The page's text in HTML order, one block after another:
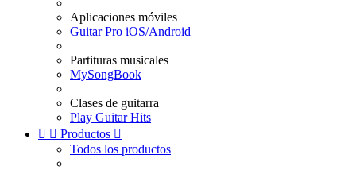
Aplicaciones móviles
Guitar Pro iOS/Android
Partituras musicales
MySongBook
Clases de guitarra
Play Guitar Hits
  Productos 
Todos los productos